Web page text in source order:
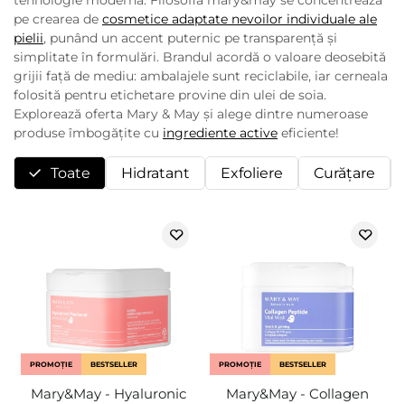
pe crearea de cosmetice adaptate nevoilor individuale ale
pielii, punând un accent puternic pe transparență și
simplitate în formulări. Brandul acordă o valoare deosebită
grijii față de mediu: ambalajele sunt reciclabile, iar cerneala
folosită pentru etichetare provine din ulei de soia.
Explorează oferta Mary & May și alege dintre numeroase
produse îmbogățite cu ingrediente active eficiente!
Toate Hidratant Exfoliere Curăţare
PROMOȚIE BESTSELLER
Mary&May - Hyaluronic
PROMOȚIE BESTSELLER
Mary&May - Collagen